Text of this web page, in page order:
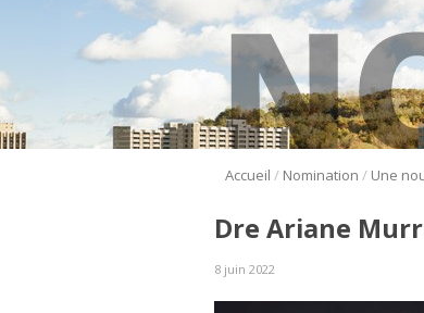
Accueil / Nomination /
Dre Ariane
8 juin 2022